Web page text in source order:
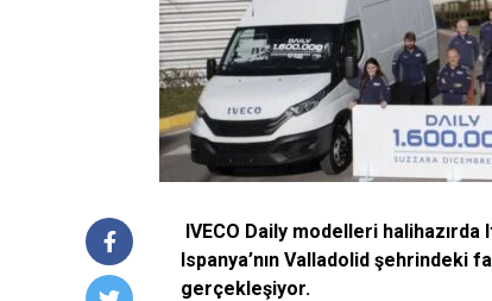
IVECO Daily modelleri
Ispanya’nın Valladolid şehrindeki
gerçekleşiyor.